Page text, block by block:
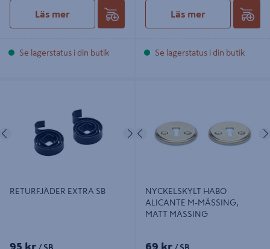
Läs mer
Se lagerstatus i din butik
Läs mer
Se lagerstatus i din butik
Föregående Nästa
RETURFJÄDER EXTRA SB
95 kr / SB
Föregående
NYCKELSKYLT HABO
ALICANTE M-MÄSSING,
MATT MÄSSING
69 kr / SB